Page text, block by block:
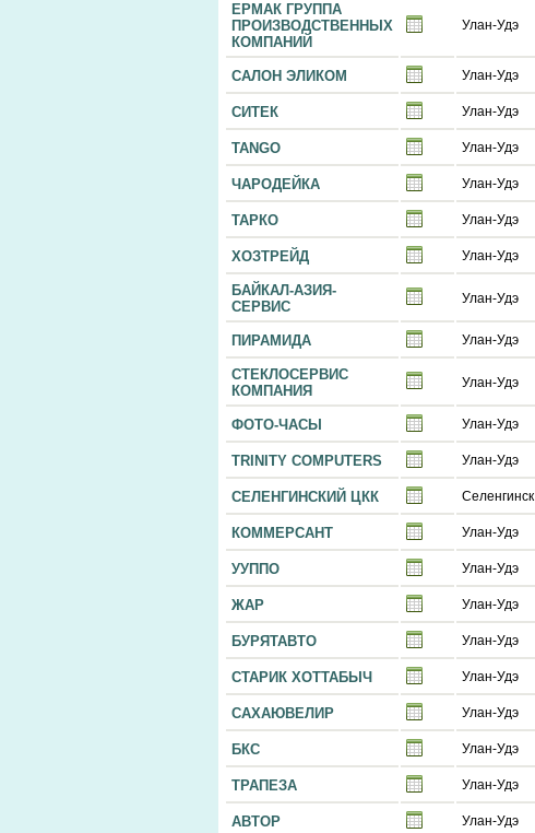
ЕРМАК ГРУППА
ПРОИЗВОДСТВЕННЫХ
КОМПАНИЙ
Улан-Удэ
САЛОН ЭЛИКОМ Улан-Удэ
СИТЕК Улан-Удэ
TANGO Улан-Удэ
ЧАРОДЕЙКА Улан-Удэ
ТАРКО Улан-Удэ
ХОЗТРЕЙД Улан-Удэ
БАЙКАЛ-АЗИЯ-
СЕРВИС
Улан-Удэ
ПИРАМИДА Улан-Удэ
СТЕКЛОСЕРВИС
КОМПАНИЯ
Улан-Удэ
ФОТО-ЧАСЫ Улан-Удэ
TRINITY COMPUTERS Улан-Удэ
СЕЛЕНГИНСКИЙ ЦКК Селенгинск
КОММЕРСАНТ Улан-Удэ
УУППО Улан-Удэ
ЖАР Улан-Удэ
БУРЯТАВТО Улан-Удэ
СТАРИК ХОТТАБЫЧ Улан-Удэ
САХАЮВЕЛИР Улан-Удэ
БКС Улан-Удэ
ТРАПЕЗА Улан-Удэ
АВТОР Улан-Удэ